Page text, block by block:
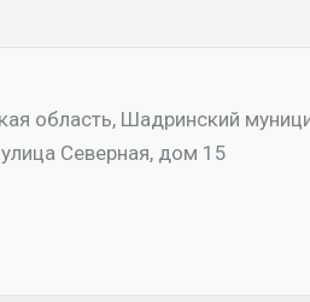
область, Шадринский
Северная, дом 15